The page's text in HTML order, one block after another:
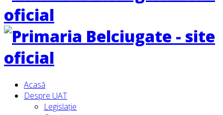
Acasă
Despre UAT
Legislație